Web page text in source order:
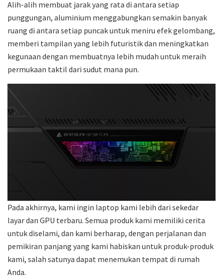
Alih-alih membuat jarak yang rata di antara setiap
punggungan, aluminium menggabungkan semakin banyak
ruang di antara setiap puncak untuk meniru efek gelombang,
memberi tampilan yang lebih futuristik dan meningkatkan
kegunaan dengan membuatnya lebih mudah untuk meraih
permukaan taktil dari sudut mana pun.
Pada akhirnya, kami ingin laptop kami lebih dari sekedar
layar dan GPU terbaru. Semua produk kami memiliki cerita
untuk diselami, dan kami berharap, dengan perjalanan dan
pemikiran panjang yang kami habiskan untuk produk-produk
kami, salah satunya dapat menemukan tempat di rumah
Anda.